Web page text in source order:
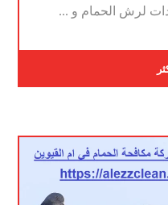
لرش الحمام و ...